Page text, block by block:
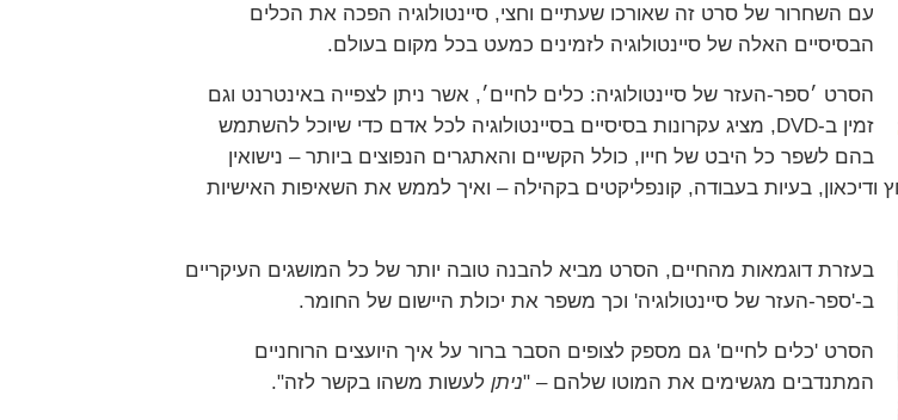
עם השחרור של סרט זה שאורכו שעתיים וחצי, סיינטולוגיה הפכה את הכלים
הבסיסיים האלה של סיינטולוגיה לזמינים כמעט בכל מקום בעולם.
הסרט ׳ספר-העזר של סיינטולוגיה: כלים לחיים׳, אשר ניתן לצפייה באינטרנט וגם
זמין ב-DVD, מציג עקרונות בסיסיים בסיינטולוגיה לכל אדם כדי שיוכל להשתמש
בהם לשפר כל היבט של חייו, כולל הקשיים והאתגרים הנפוצים ביותר – נישואין
ודיכאון, בעיות בעבודה, קונפליקטים בקהילה – ואיך לממש את השאיפות האישיות
בעזרת דוגמאות מהחיים, הסרט מביא להבנה טובה יותר של כל המושגים העיקריים
ב-'ספר-העזר של סיינטולוגיה' וכך משפר את יכולת היישום של החומר.
הסרט 'כלים לחיים' גם מספק לצופים הסבר ברור על איך היועצים הרוחניים
המתנדבים מגשימים את המוטו שלהם – "ניתן לעשות משהו בקשר לזה".